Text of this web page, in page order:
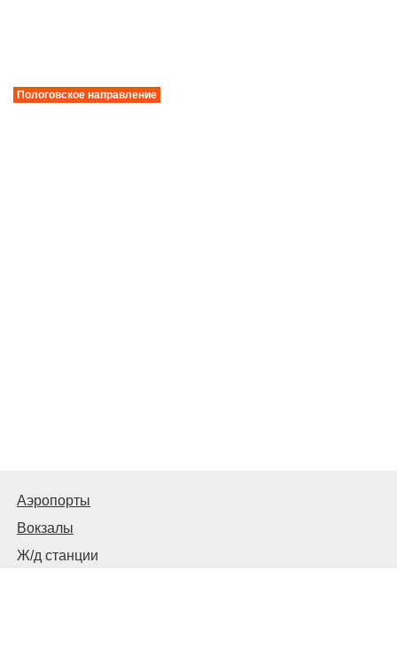
Пологовское направление
Аэропорты
Вокзалы
Ж/д станции